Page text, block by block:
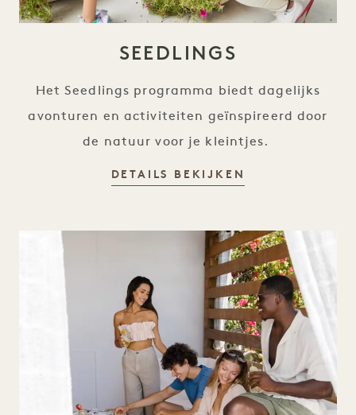
SEEDLINGS
Het Seedlings programma biedt dagelijks
avonturen en activiteiten geïnspireerd door
de natuur voor je kleintjes.
DETAILS BEKIJKEN